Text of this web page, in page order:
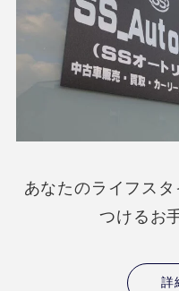
あなたのライフス
つけるお
詳